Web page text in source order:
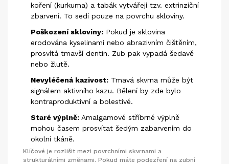
koření (kurkuma) a tabák vytvářejí tzv. extrinziční
zbarvení. To sedí pouze na povrchu skloviny.
Poškození skloviny: Pokud je sklovina
erodována kyselinami nebo abrazivním čištěním,
prosvítá tmavší dentin. Zub pak vypadá šedavě
nebo žlutě.
Nevyléčená kazivost: Tmavá skvrna může být
signálem aktivního kazu. Bělení by zde bylo
kontraproduktivní a bolestivé.
Staré výplně: Amalgamové stříbrné výplně
mohou časem prosvítat šedým zabarvením do
okolní tkáně.
Klíčové je rozlišit mezi povrchními skvrnami a
strukturálními změnami. Pokud máte podezření na zubní